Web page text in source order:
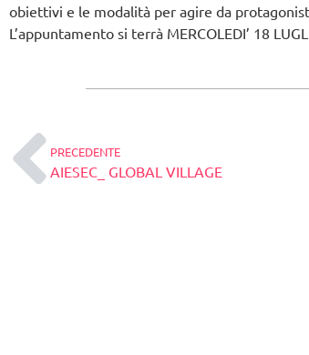
obiettivi e le modalità per agire da
L’appuntamento si terrà MERCOLEDI’ 18
PRECEDENTE
AIESEC_ GLOBAL VILLAGE